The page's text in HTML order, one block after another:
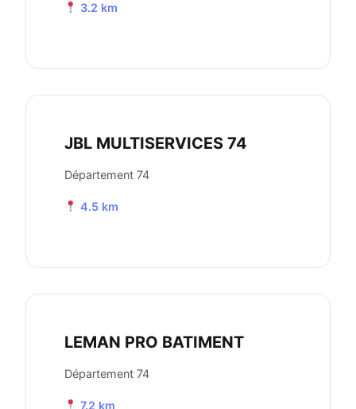
3.2 km
JBL MULTISERVICES 74
Département 74
4.5 km
LEMAN PRO BATIMENT
Département 74
7.2 km